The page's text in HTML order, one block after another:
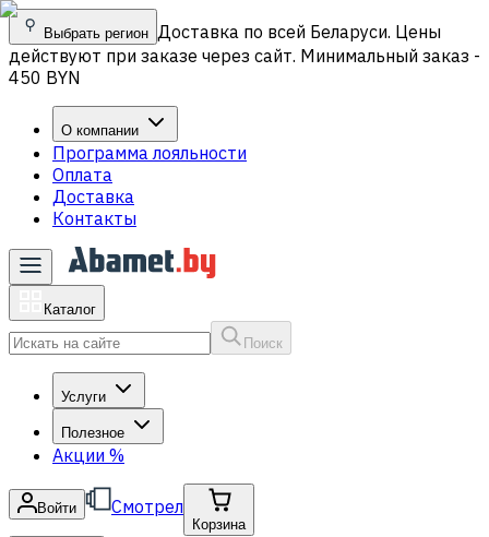
Выбрать регион Доставка по всей Беларуси. Цены
действуют при заказе через сайт. Минимальный заказ -
450 BYN
О компании
Программа лояльности
Оплата
Доставка
Контакты
Каталог
Поиск
Услуги
Полезное
Акции %
Войти Смотрел
Корзина